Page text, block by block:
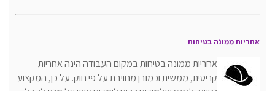
אחריות ממונה בטיחות
אחריות ממונה בטיחות במקום העבודה הינה אחריות
קריטית, ממשית וכמובן מחויבת על פי חוק. על כן, המקצוע